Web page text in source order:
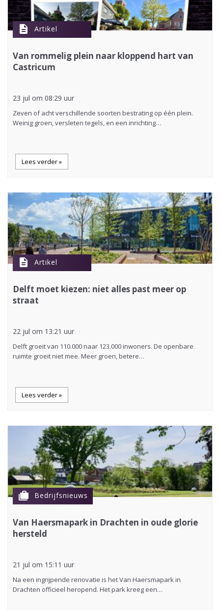
description Artikel
Van rommelig plein naar kloppend hart van
Castricum
23 jul om 08:29 uur
Zeven of acht verschillende soorten bestrating op één plein.
Weinig groen, versleten tegels, en een inrichting…
Lees verder »
description Artikel
Delft moet kiezen: niet alles past meer op
straat
22 jul om 13:21 uur
Delft groeit van 110.000 naar 123.000 inwoners. De openbare
ruimte groeit niet mee. Meer groen, betere…
Lees verder »
cases Bedrijfsnieuws
Van Haersmapark in Drachten in oude glorie
hersteld
21 jul om 15:11 uur
Na een ingrijpende renovatie is het Van Haersmapark in
Drachten officieel heropend. Het park kreeg een…